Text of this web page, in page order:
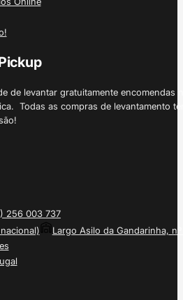
de levantar gratuitamente
Todas as compras de levantamento
256 003 737
Largo Asilo da Gandarinha, nº